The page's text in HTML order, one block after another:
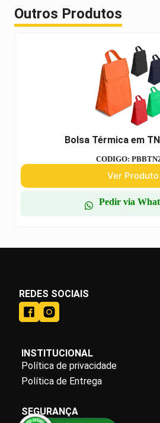
Outros Produtos
Bolsa Térmica em
CODIGO:
Ver Produto
Pedir via
REDES SOCIAIS
INSTITUCIONAL
Política de privacidade
Política de Entrega
SEGURANÇA